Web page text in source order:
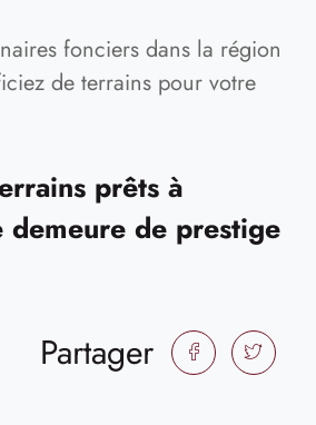
fonciers dans la région
de terrains pour votre
prêts à
de prestige
Partager FACEBOOKTWITTER